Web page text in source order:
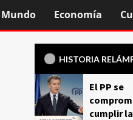
Mundo Economía
HISTORIA
El PP se
cumplir